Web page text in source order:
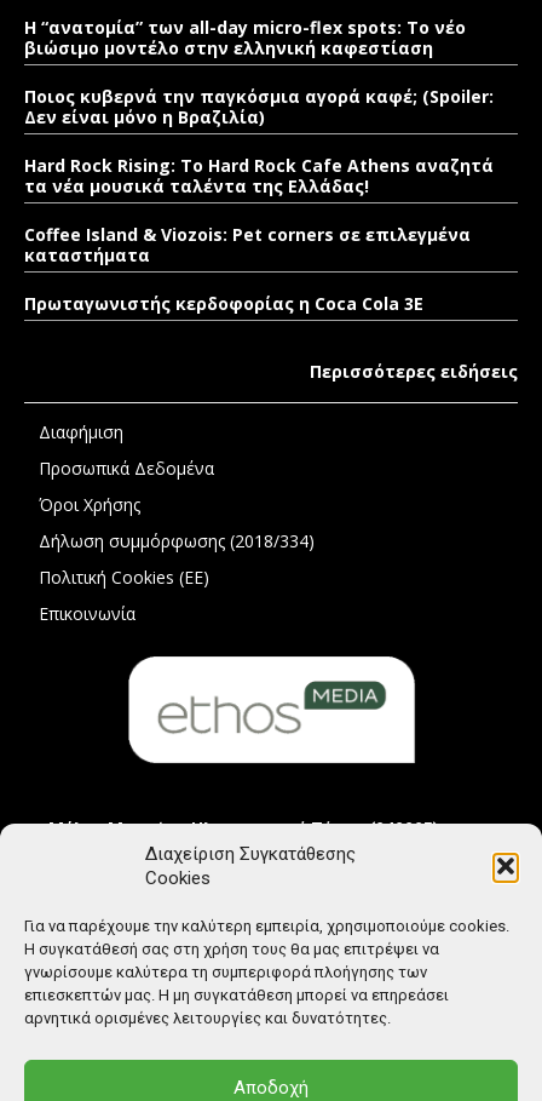
Διαχείριση Συγκατάθεσης
Cookies
Για να παρέχουμε την καλύτερη εμπειρία, χρησιμοποιούμε cookies.
Η συγκατάθεσή σας στη χρήση τους θα μας επιτρέψει να
γνωρίσουμε καλύτερα τη συμπεριφορά πλοήγησης των
επιεσκεπτών μας. Η μη συγκατάθεση μπορεί να επηρεάσει
αρνητικά ορισμένες λειτουργίες και δυνατότητες.
Αποδοχή
Η “ανατομία” των all-day micro-flex spots: Το νέο
βιώσιμο μοντέλο στην ελληνική καφεστίαση
Ποιος κυβερνά την παγκόσμια αγορά καφέ; (Spoiler:
Δεν είναι μόνο η Βραζιλία)
Hard Rock Rising: Το Hard Rock Cafe Athens αναζητά
τα νέα μουσικά ταλέντα της Ελλάδας!
Coffee Island & Viozois: Pet corners σε επιλεγμένα
καταστήματα
Πρωταγωνιστής κερδοφορίας η Coca Cola 3E
Περισσότερες ειδήσεις
Διαφήμιση
Προσωπικά Δεδομένα
Όροι Χρήσης
Δήλωση συμμόρφωσης (2018/334)
Πολιτική Cookies (ΕΕ)
Επικοινωνία
Μέλος Μητρώου Ηλεκτρονικού Τύπου (242225)